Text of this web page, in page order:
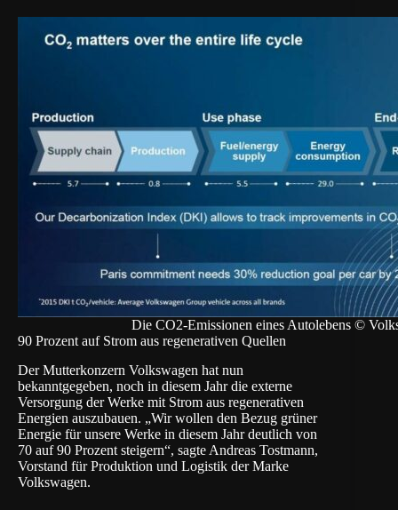
Die CO2-Emissionen eines Autolebens ©
90 Prozent auf Strom aus regenerativen Quellen
Der Mutterkonzern Volkswagen hat nun
bekanntgegeben, noch in diesem Jahr die externe
Versorgung der Werke mit Strom aus regenerativen
Energien auszubauen. „Wir wollen den Bezug grüner
Energie für unsere Werke in diesem Jahr deutlich von
70 auf 90 Prozent steigern“, sagte Andreas Tostmann,
Vorstand für Produktion und Logistik der Marke
Volkswagen.